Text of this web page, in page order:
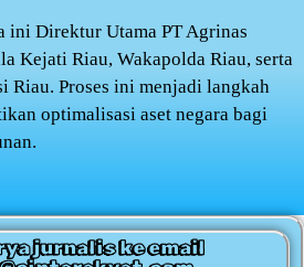
ini Direktur Utama PT Agrinas
Kejati Riau, Wakapolda Riau, serta
Riau. Proses ini menjadi langkah
optimalisasi aset negara bagi
jurnalis ke email